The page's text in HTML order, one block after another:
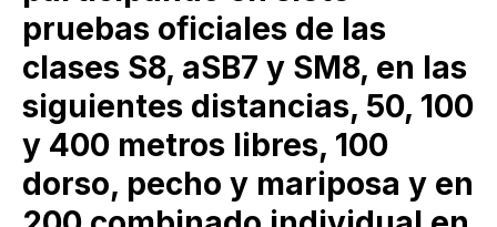
pruebas oficiales de las
clases S8, aSB7 y SM8, en las
siguientes distancias, 50, 100
y 400 metros libres, 100
dorso, pecho y mariposa y en